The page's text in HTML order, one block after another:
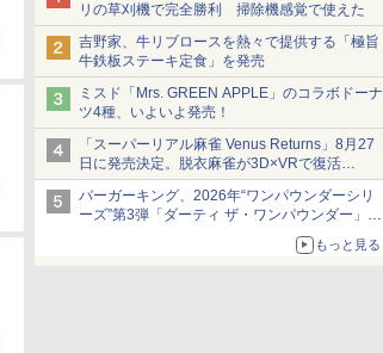
リの草刈機で完全勝利 掃除機感覚で使えた
吉野家、牛リブロースを熱々で提供する「極旨
牛鉄板ステーキ定食」を発売
ミスド「Mrs. GREEN APPLE」のコラボドーナ
ツ4種、いよいよ発売！
「スーパーリアル麻雀 Venus Returns」8月27
日に発売決定。脱衣麻雀が3D×VRで復活
発売から2週間は20%オフになるセールが実施
バーガーキング、2026年“ワンパウンダーシリ
ーズ”第3弾「ダーティ ザ・ワンパウンダー」を
「特製ガーリックマヨソース」を使用した超大
もっと見る